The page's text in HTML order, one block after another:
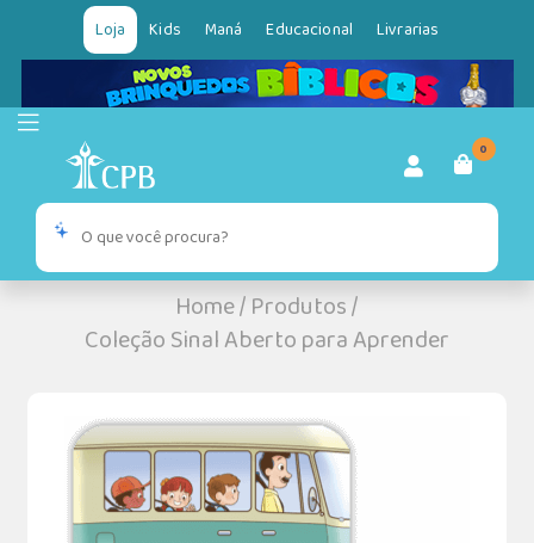
Loja Kids Maná Educacional Livrarias
0
Home/Produtos/
Coleção Sinal Aberto para Aprender